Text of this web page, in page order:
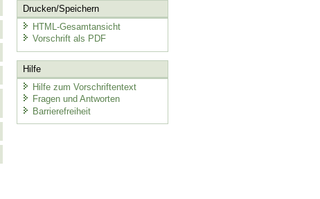
Drucken/Speichern
HTML-Gesamtansicht
Vorschrift als PDF
Hilfe
Hilfe zum Vorschriftentext
Fragen und Antworten
Barrierefreiheit